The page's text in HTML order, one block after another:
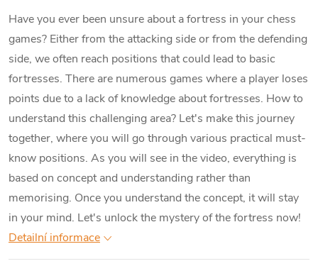
Have you ever been unsure about a fortress in your chess
games? Either from the attacking side or from the defending
side, we often reach positions that could lead to basic
fortresses. There are numerous games where a player loses
points due to a lack of knowledge about fortresses. How to
understand this challenging area? Let's make this journey
together, where you will go through various practical must-
know positions. As you will see in the video, everything is
based on concept and understanding rather than
memorising. Once you understand the concept, it will stay
in your mind. Let's unlock the mystery of the fortress now!
Detailní informace